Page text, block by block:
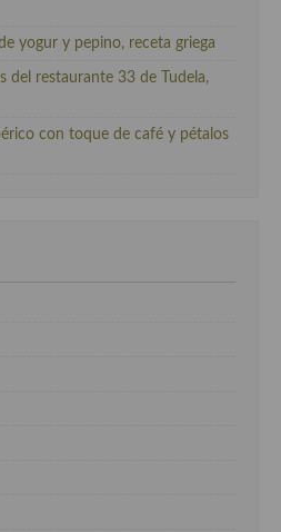
yogur y pepino, receta griega
del restaurante 33 de Tudela,
con toque de café y pétalos